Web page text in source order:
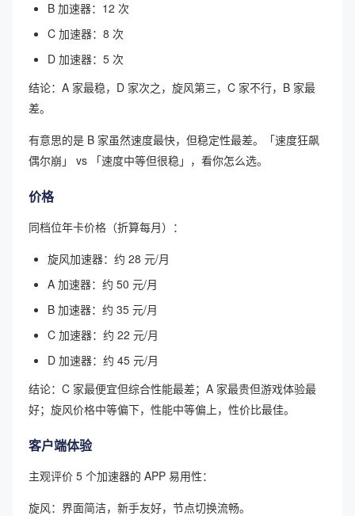
B 加速器：12 次
C 加速器：8 次
D 加速器：5 次
结论：A 家最稳，D 家次之，旋风第三，C 家不行，B 家最
差。
有意思的是 B 家虽然速度最快，但稳定性最差。「速度狂飙
偶尔崩」 vs 「速度中等但很稳」，看你怎么选。
价格
同档位年卡价格（折算每月）：
旋风加速器：约 28 元/月
A 加速器：约 50 元/月
B 加速器：约 35 元/月
C 加速器：约 22 元/月
D 加速器：约 45 元/月
结论：C 家最便宜但综合性能最差；A 家最贵但游戏体验最
好；旋风价格中等偏下，性能中等偏上，性价比最佳。
客户端体验
主观评价 5 个加速器的 APP 易用性：
旋风：界面简洁，新手友好，节点切换流畅。